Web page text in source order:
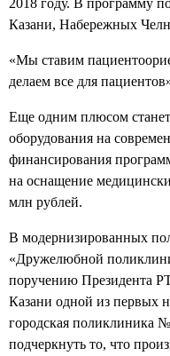
2018 году. В программу
Казани, Набережных
«Мы ставим
делаем все для
Еще одним плюсом
оборудования на
финансирования
на оснащение
млн рублей.
В модернизированных
«Дружелюбной
поручению Президента
Казани одной из первых
городская поликлиника
подчеркнуть то, что